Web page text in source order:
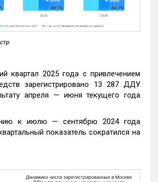
квартал 2025 года с привлечением
зарегистрировано 13 287 ДДУ
апреля — июня текущего года
к июлю — сентябрю 2024 года
показатель сократился на